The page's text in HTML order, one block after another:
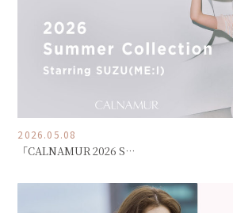
2026.05.08
「CALNAMUR 2026 S…